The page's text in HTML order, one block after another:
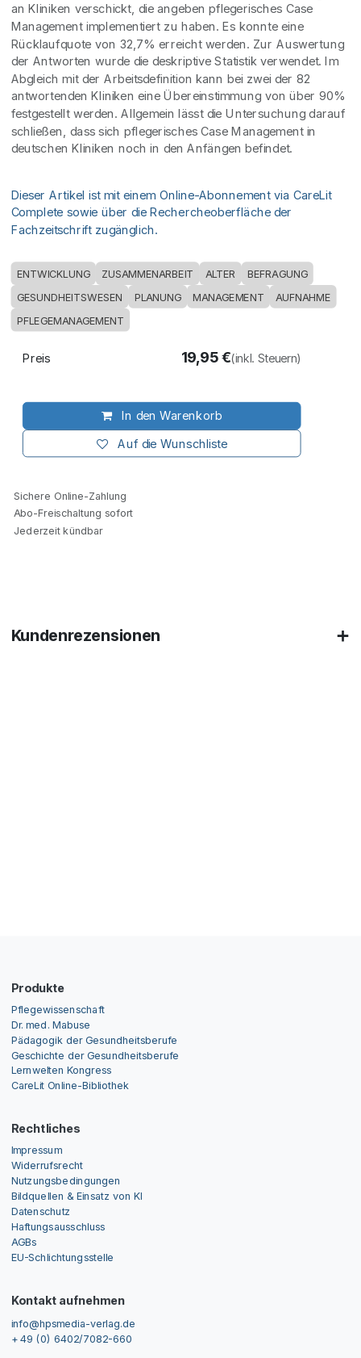
an Kliniken verschickt, die angeben pflegerisches Case
Management implementiert zu haben. Es konnte eine
Rücklaufquote von 32,7% erreicht werden. Zur Auswertung
der Antworten wurde die deskriptive Statistik verwendet. Im
Abgleich mit der Arbeitsdefinition kann bei zwei der 82
antwortenden Kliniken eine Übereinstimmung von über 90%
festgestellt werden. Allgemein lässt die Untersuchung darauf
schließen, dass sich pflegerisches Case Management in
deutschen Kliniken noch in den Anfängen befindet.
Dieser Artikel ist mit einem Online-Abonnement via CareLit
Complete sowie über die Rechercheoberfläche der
Fachzeitschrift zugänglich.
ENTWICKLUNG ZUSAMMENARBEIT ALTER
BEFRAGUNG
GESUNDHEITSWESEN
PLANUNG MANAGEMENT AUFNAHME
PFLEGEMANAGEMENT
In den Warenkorb
Auf die Wunschliste
Preis 19,95€(inkl. Steuern)
Sichere Online-Zahlung
Abo-Freischaltung sofort
Jederzeit kündbar
Kundenrezensionen
Produkte
Pflegewissenschaft
Dr. med. Mabuse
Pädagogik der Gesundheitsberufe
Geschichte der Gesundheitsberufe
Lernwelten Kongress
CareLit Online-Bibliothek
Rechtliches
Impressum
Widerrufsrecht
Nutzungsbedingungen
Bildquellen & Einsatz von KI
Datenschutz
Haftungsausschluss
AGBs
EU-Schlichtungsstelle
Kontakt aufnehmen
info@hpsmedia-verlag.de
+ 49 (0) 6402/7082-660